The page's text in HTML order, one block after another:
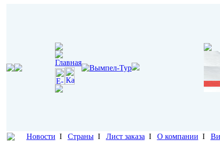
Новости I СтраныI Лист заказа I О компании I